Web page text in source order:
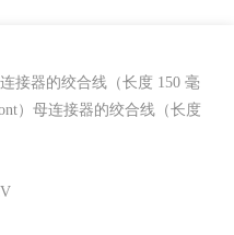
接器的绞合线（长度 150 毫
）母连接器的绞合线（长度